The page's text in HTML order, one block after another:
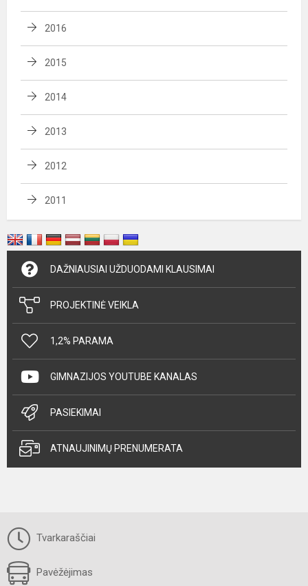
2016
2015
2014
2013
2012
2011
DAŽNIAUSIAI UŽDUODAMI KLAUSIMAI
PROJEKTINĖ VEIKLA
1,2% PARAMA
GIMNAZIJOS YOUTUBE KANALAS
PASIEKIMAI
ATNAUJINIMŲ PRENUMERATA
Tvarkaraščiai
Pavėžėjimas